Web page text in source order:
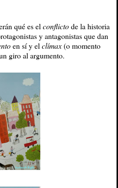
qué es el conflictode la historia
y antagonistas que dan
en sí y el clímax(o momento
giro al argumento.